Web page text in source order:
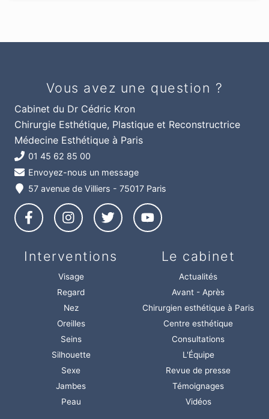
Vous avez une question ?
Cabinet du Dr Cédric Kron
Chirurgie Esthétique, Plastique et Reconstructrice
Médecine Esthétique à Paris
01 45 62 85 00
Envoyez-nous un message
57 avenue de Villiers - 75017 Paris
Interventions
Visage
Regard
Nez
Oreilles
Seins
Silhouette
Sexe
Jambes
Peau
Le cabinet
Actualités
Avant - Après
Chirurgien esthétique à Paris
Centre esthétique
Consultations
L'Équipe
Revue de presse
Témoignages
Vidéos